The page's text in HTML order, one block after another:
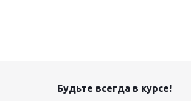
Будьте всегда в курсе!